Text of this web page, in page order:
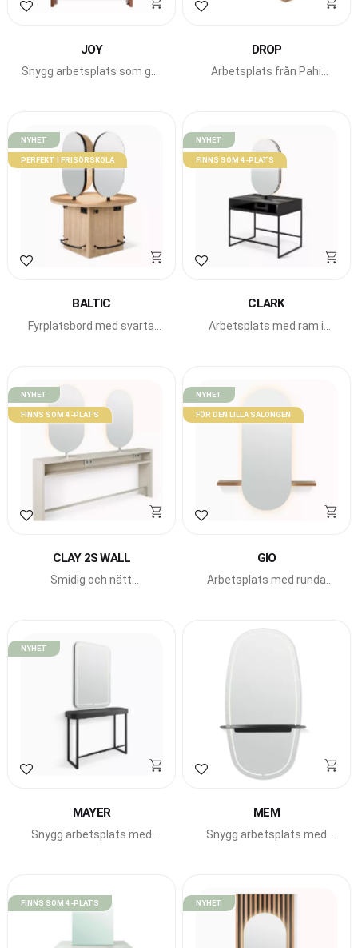
Lägg till i favoriter
JOY
Snygg arbetsplats som går
Lägg till i favoriter
DROP
Arbetsplats från Pahi
Lägg till i favoriter
BALTIC
Fyrplatsbord med svarta
NYHET
PERFEKT I FRISÖRSKOLA
Lägg till i favoriter
CLARK
Arbetsplats med ram i
NYHET
FINNS SOM 4-PLATS
Lägg till i favoriter
CLAY 2S WALL
Smidig och nätt
NYHET
FINNS SOM 4-PLATS
Lägg till i favoriter
GIO
Arbetsplats med runda
NYHET
FÖR DEN LILLA SALONGEN
Lägg till i favoriter
MAYER
Snygg arbetsplats med
NYHET
Lägg till i favoriter
MEM
Snygg arbetsplats med
FINNS SOM 4-PLATS NYHET